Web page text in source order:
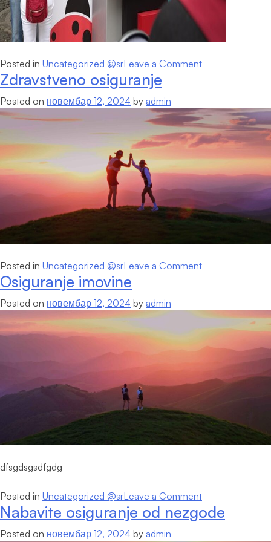
Posted in Uncategorized @srLeave a Commenton
deteta
Zdravstveno osiguranje
Posted on новембар 12, 2024 by admin
Posted in Uncategorized @srLeave a Commenton
Osiguranje imovine
Posted on новембар 12, 2024 by admin
dfsgdsgsdfgdg
Posted in Uncategorized @srLeave a Commenton
Osiguranje
Nabavite osiguranje od nezgode
Posted on новембар 12, 2024 by admin